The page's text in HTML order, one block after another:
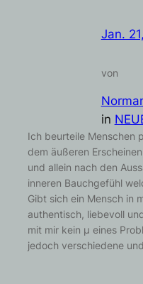
Jan.
von
in
Ich beurteile Menschen
dem äußeren
und allein nach den
inneren Bauchgefühl
Gibt sich ein Mensch in
authentisch, liebevoll
mit mir kein µ eines
jedoch verschiedene